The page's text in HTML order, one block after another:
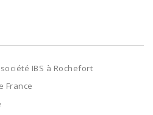
IBS à Rochefort
France